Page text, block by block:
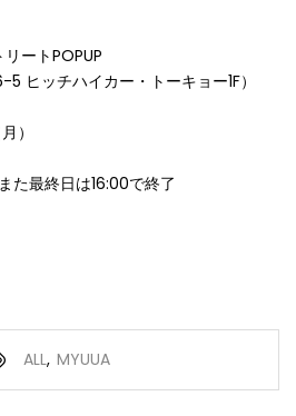
ートPOPUP
ヒッチハイカー・トーキョー1F）
）
最終日は16:00で終了
ALL, MYUUA